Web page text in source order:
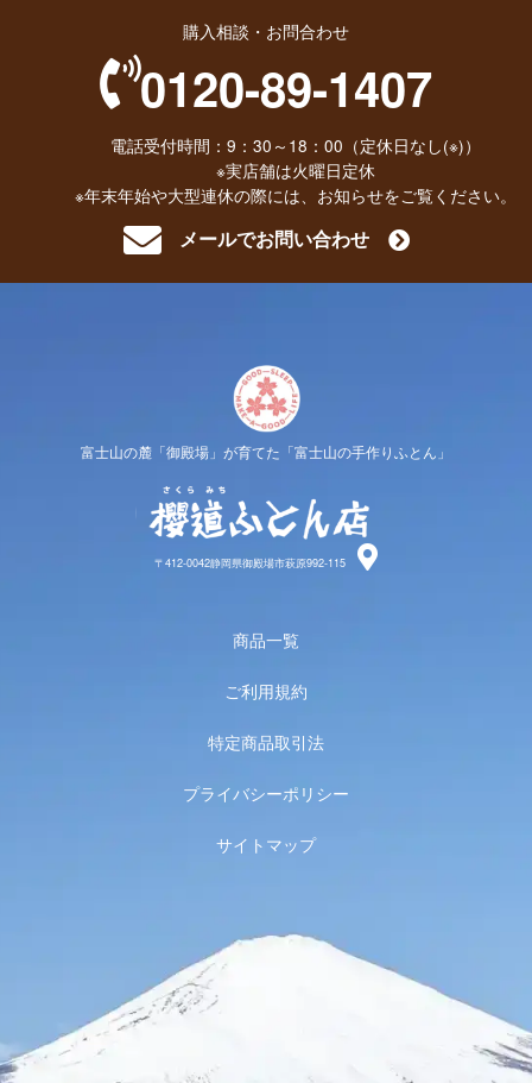
購入相談・お問合わせ
0120-89-1407
電話受付時間：9：30～18：00（定休日なし(※)）
※実店舗は火曜日定休
※年末年始や大型連休の際には、お知らせをご覧ください。
メールでお問い合わせ
富士山の麓「御殿場」が育てた「富士山の手作りふとん」
〒412-0042静岡県御殿場市萩原992-115
商品一覧
ご利用規約
特定商品取引法
プライバシーポリシー
サイトマップ